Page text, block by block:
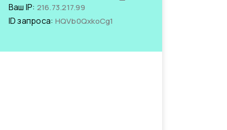
Ваш IP: 216.73.217.99
ID запроса: HQVb0QxkoCg1